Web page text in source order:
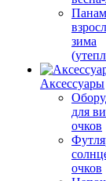
зима
Аксессуары
для
очков
очков